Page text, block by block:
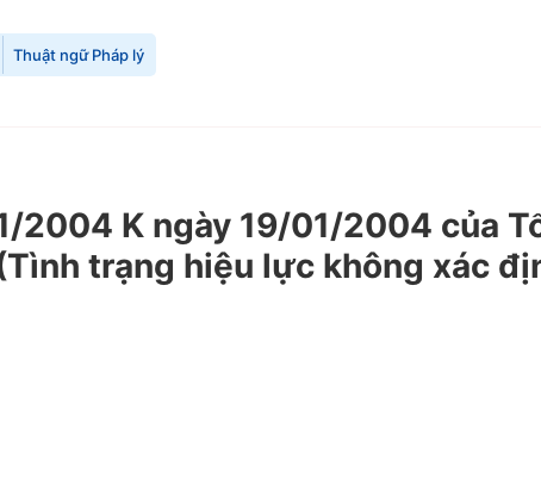
Thuật ngữ Pháp lý
2004 K ngày 19/01/2004 của
trạng hiệu lực không xác